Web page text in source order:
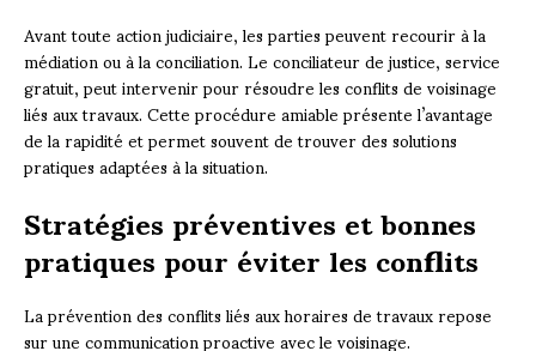
Avant toute action judiciaire, les parties peuvent recourir à la
médiation ou à la conciliation. Le conciliateur de justice, service
gratuit, peut intervenir pour résoudre les conflits de voisinage
liés aux travaux. Cette procédure amiable présente l’avantage
de la rapidité et permet souvent de trouver des solutions
pratiques adaptées à la situation.
Stratégies préventives et bonnes
pratiques pour éviter les conflits
La prévention des conflits liés aux horaires de travaux repose
sur une communication proactive avec le voisinage.